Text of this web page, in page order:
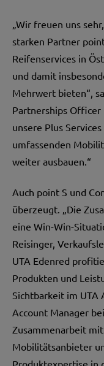
„Wir freuen uns
starken Partner
Reifenservices in
und damit
Mehrwert bieten“,
Partnerships Officer
unsere Plus
umfassenden
weiter ausbauen.“
Auch point S und
überzeugt. „Die
eine Win-Win-
Reisinger,
UTA Edenred
Produkten und
Sichtbarkeit im UTA
Account Manager
Zusammenarbeit
Mobilitätsanbieter
Produktexpertise in